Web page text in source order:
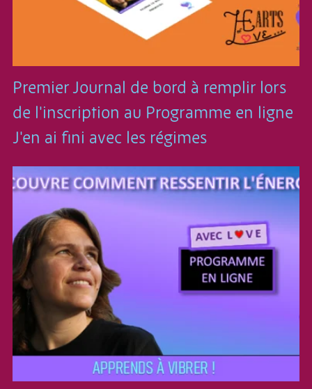
Premier Journal de bord à remplir lors
de l'inscription au Programme en ligne
J'en ai fini avec les régimes